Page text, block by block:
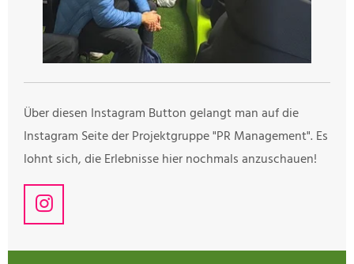
Über diesen Instagram Button gelangt man auf die
Instagram Seite der Projektgruppe "PR Management". Es
lohnt sich, die Erlebnisse hier nochmals anzuschauen!
I
n
s